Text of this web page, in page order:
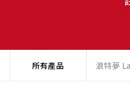
所有產品 浪特夢